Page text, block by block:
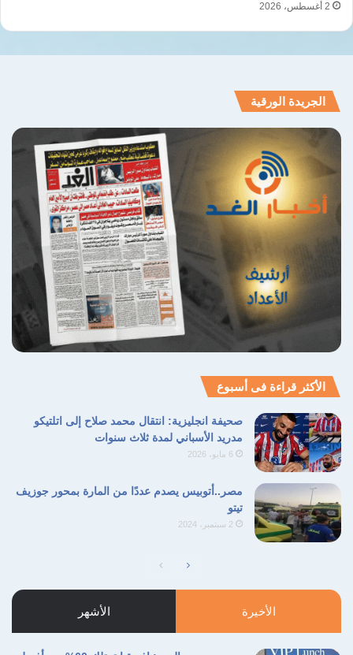
2 أغسطس، 2026
الجريدة الورقية
الأكثر قراءة فى أسبوع
صحيفة انجليزية: انتقال محمد صلاح إلى اتلتيكو
مدريد الأسباني لمدة ثلاث سنوات
6 مايو، 2026
مصر..أتوبيس يصدم عددًا من المارة بمحور جوزيف
تيتو
2 سبتمبر، 2024
الصفحة
السابقة
الصفحة
التالية
الأخيرة الأشهر